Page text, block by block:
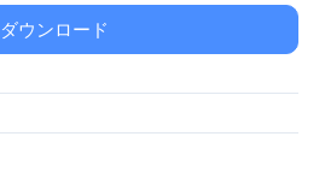
ダウンロード